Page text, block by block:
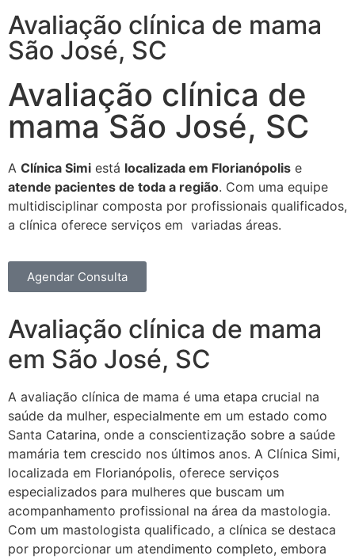
Avaliação clínica de mama
São José, SC
Avaliação clínica de
mama São José, SC
A Clínica Simi está localizada em Florianópolis e
atende pacientes de toda a região. Com uma equipe
multidisciplinar composta por profissionais qualificados,
a clínica oferece serviços em variadas áreas.
Agendar Consulta
Avaliação clínica de mama
em São José, SC
A avaliação clínica de mama é uma etapa crucial na
saúde da mulher, especialmente em um estado como
Santa Catarina, onde a conscientização sobre a saúde
mamária tem crescido nos últimos anos. A Clínica Simi,
localizada em Florianópolis, oferece serviços
especializados para mulheres que buscam um
acompanhamento profissional na área da mastologia.
Com um mastologista qualificado, a clínica se destaca
por proporcionar um atendimento completo, embora